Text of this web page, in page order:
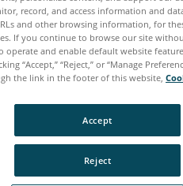
record, and access information and
and other browsing information, for
If you continue to browse our site
operate and enable default website
“Accept,” “Reject,” or “Manage
the link in the footer of this website,
Reject
Accept